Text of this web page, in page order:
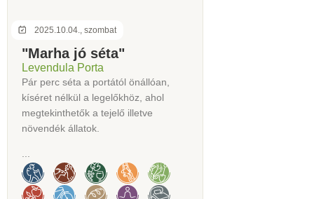
2025.10.04., szombat
"Marha jó séta"
Levendula Porta
Pár perc séta a portától önállóan,
kíséret nélkül a legelőkhöz, ahol
megtekinthetők a tejelő illetve
növendék állatok.
...